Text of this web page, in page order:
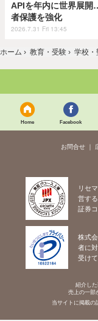
APIを年内に世界展
者保護を強化
2026.7.31 Fri 13:45
ホーム › 教育・受験 › 学校・
Home Facebook
お問合せ
リセ
営す
証券
株式
者に
受けて
紹介した
売上の一部
当サイトに掲載の